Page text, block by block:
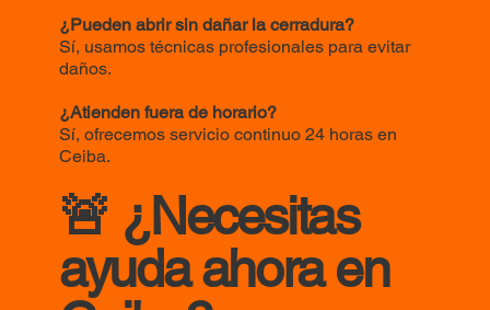
¿Pueden abrir sin dañar la cerradura?
Sí, usamos técnicas profesionales para evitar
daños.
¿Atienden fuera de horario?
Sí, ofrecemos servicio continuo 24 horas en
Ceiba.
🚨 ¿Necesitas
ayuda ahora en